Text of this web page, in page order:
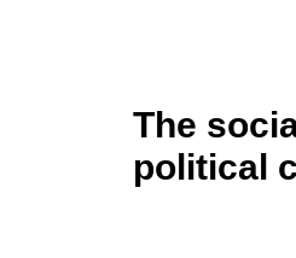
The
political